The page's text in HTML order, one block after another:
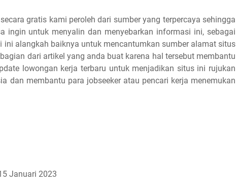
gratis kami peroleh dari sumber yang terpercaya sehingga
ingin untuk menyalin dan menyebarkan informasi ini, sebagai
ini alangkah baiknya untuk mencantumkan sumber alamat situs
dari artikel yang anda buat karena hal tersebut membantu
lowongan kerja terbaru untuk menjadikan situs ini rujukan
dan membantu para jobseeker atau pencari kerja menemukan
Januari 2023